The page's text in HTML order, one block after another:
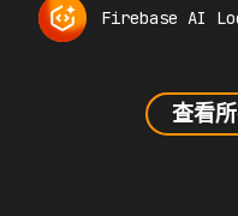
Firebase AI
查看